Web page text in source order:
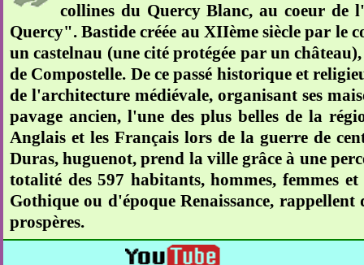
collines du Quercy Blanc, au coeur de
Quercy". Bastide créée au XIIème siècle par
un castelnau (une cité protégée par un
de Compostelle. De ce passé historique et
de l'architecture médiévale, organisant ses
pavage ancien, l'une des plus belles de la
Anglais et les Français lors de la guerre de
Duras, huguenot, prend la ville grâce à une
totalité des 597 habitants, hommes, femmes
Gothique ou d'époque Renaissance,
prospères.